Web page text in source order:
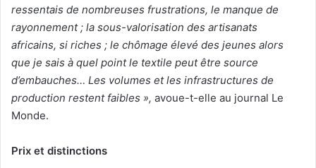
ressentais de nombreuses frustrations, le manque de
rayonnement ; la sous-valorisation des artisanats
africains, si riches ; le chômage élevé des jeunes alors
que je sais à quel point le textile peut être source
d’embauches… Les volumes et les infrastructures de
production restent faibles », avoue-t-elle au journal Le
Monde.
Prix et distinctions